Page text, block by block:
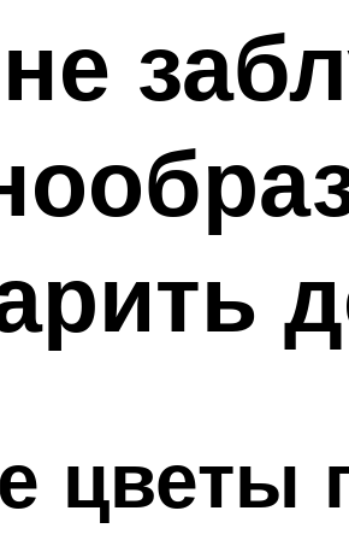
цветы